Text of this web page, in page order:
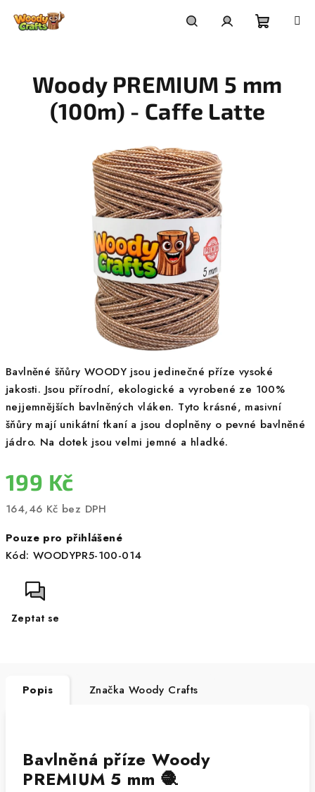
košík
Bavlněné šňůry WOODY jsou jedinečné příze vysoké
jakosti. Jsou přírodní, ekologické a vyrobené ze 100%
nejjemnějších bavlněných vláken. Tyto krásné, masivní
šňůry mají unikátní tkaní a jsou doplněny o pevné bavlněné
jádro. Na dotek jsou velmi jemné a hladké.
199 Kč
164,46 Kč bez DPH
cena:
Pouze pro přihlášené
Kód: WOODYPR5-100-014
Zeptat se
Woody PREMIUM 5 mm
(100m) - Caffe Latte
Popis Značka Woody Crafts
Bavlněná příze Woody
PREMIUM 5 mm 🧶